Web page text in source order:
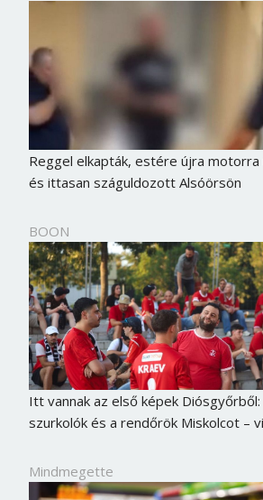
Reggel elkapták, estére újra motorra
és ittasan száguldozott Alsóörsön
BOON
Itt vannak az első képek
szurkolók és a rendőrök Miskolcot –
Mindmegette